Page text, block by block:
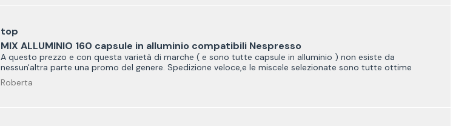
top
MIX ALLUMINIO 160 capsule in alluminio compatibili Nespresso
A questo prezzo e con questa varietà di marche ( e sono tutte capsule in alluminio ) non esiste da
nessun'altra parte una promo del genere. Spedizione veloce,e le miscele selezionate sono tutte ottime
Roberta